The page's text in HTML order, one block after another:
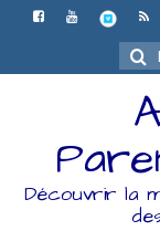
:
Découvrir la